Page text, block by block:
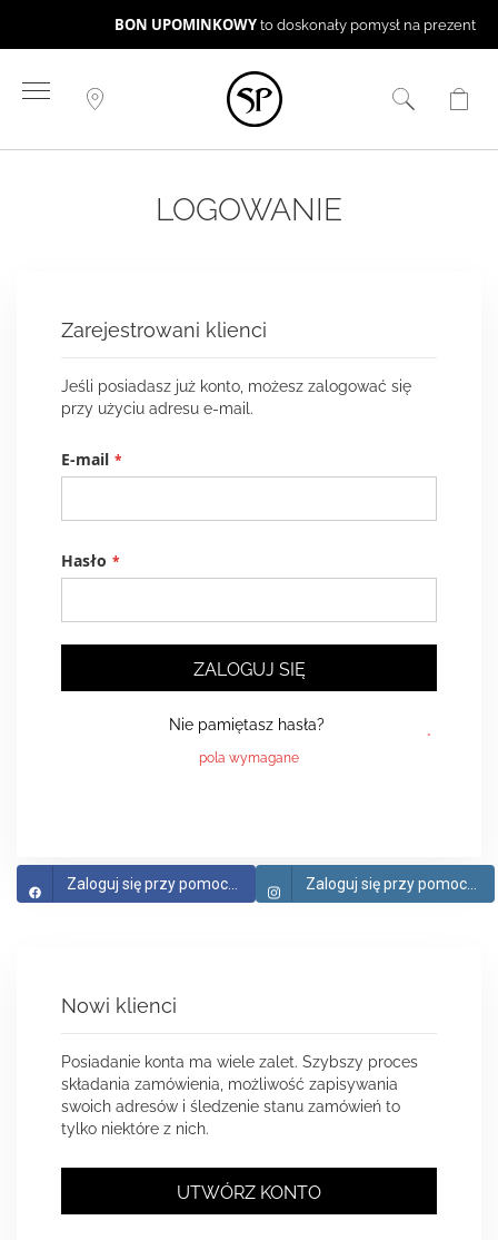
BON UPOMINKOWYto doskonały pomysł na prezent ☻
do
treści
LOGOWANIE
Zarejestrowani klienci
Jeśli posiadasz już konto, możesz zalogować się
przy użyciu adresu e-mail.
E-mail
Hasło
ZALOGUJ SIĘ
Nie pamiętasz hasła?
Zaloguj się przy pomocy Facebook Zaloguj się przy pomocy Instagram
Nowi klienci
Posiadanie konta ma wiele zalet. Szybszy proces
składania zamówienia, możliwość zapisywania
swoich adresów i śledzenie stanu zamówień to
tylko niektóre z nich.
UTWÓRZ KONTO